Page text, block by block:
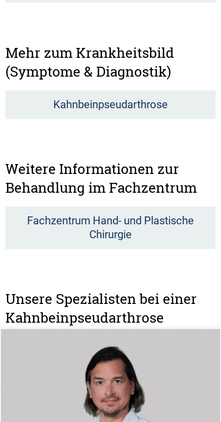
Mehr zum Krankheitsbild
(Symptome & Diagnostik)
Kahnbeinpseudarthrose
Weitere Informationen zur
Behandlung im Fachzentrum
Fachzentrum Hand- und Plastische
Chirurgie
Unsere Spezialisten bei einer
Kahnbeinpseudarthrose